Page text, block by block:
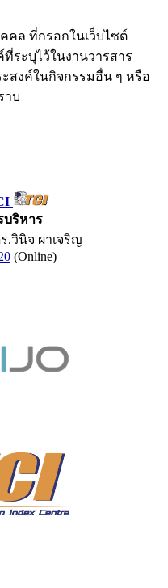
คล ที่กรอกในเว็บไซต์
ระบุไว้ในงานวารสาร
ะสงค์ในกิจกรรมอื่น ๆ หรือ
าบ
บริหาร
.วินิจ ผาเจริญ
(Online)